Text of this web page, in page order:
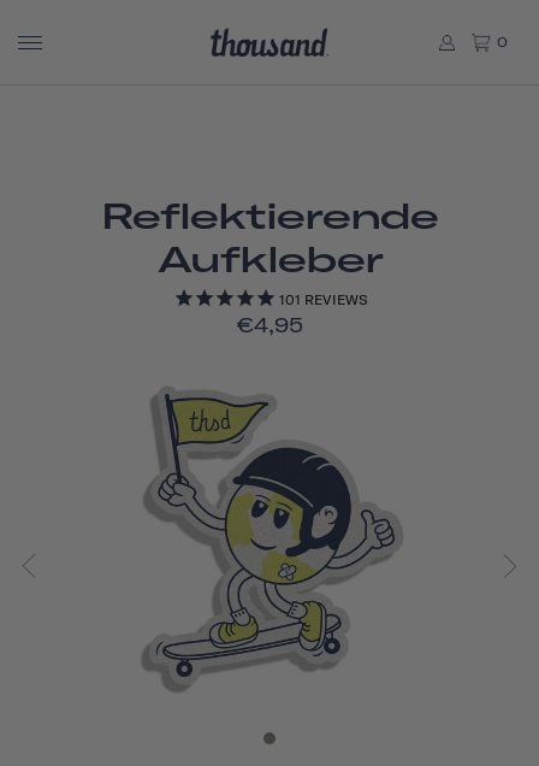
0
Reflektierende
Aufkleber
101 REVIEWS
€4,95